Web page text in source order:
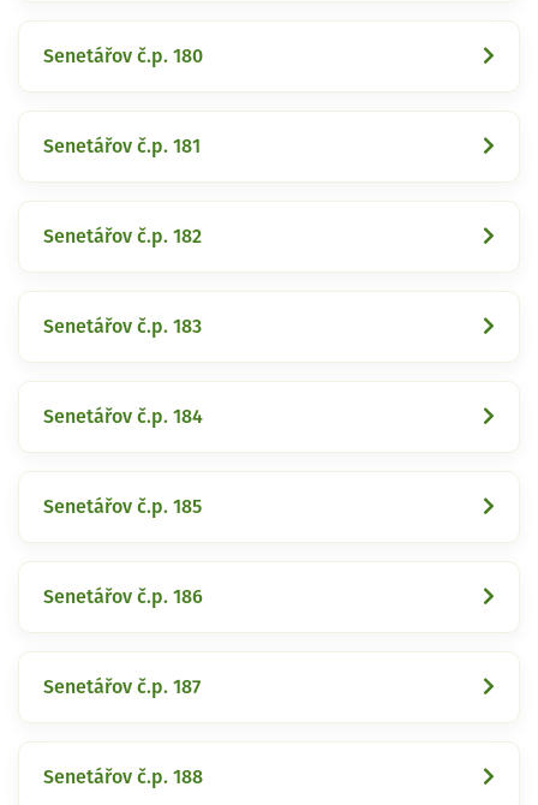
Senetářov č.p. 180
Senetářov č.p. 181
Senetářov č.p. 182
Senetářov č.p. 183
Senetářov č.p. 184
Senetářov č.p. 185
Senetářov č.p. 186
Senetářov č.p. 187
Senetářov č.p. 188